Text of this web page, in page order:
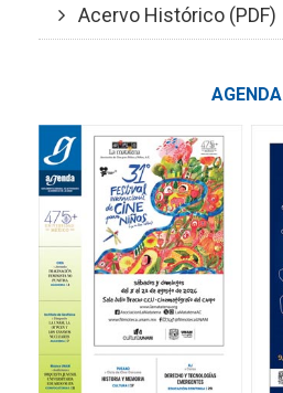
Acervo Histórico (PDF)
AGENDA